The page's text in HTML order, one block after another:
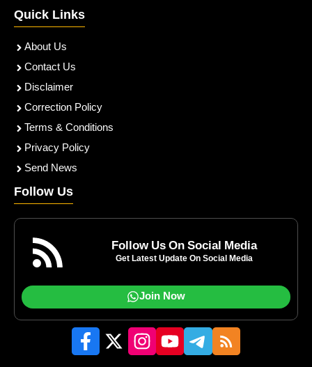
Quick Links
About Us
Contact Us
Disclaimer
Correction Policy
Terms & Conditions
Privacy Policy
Send News
Follow Us
Follow Us On Social Media
Get Latest Update On Social Media
Join Now